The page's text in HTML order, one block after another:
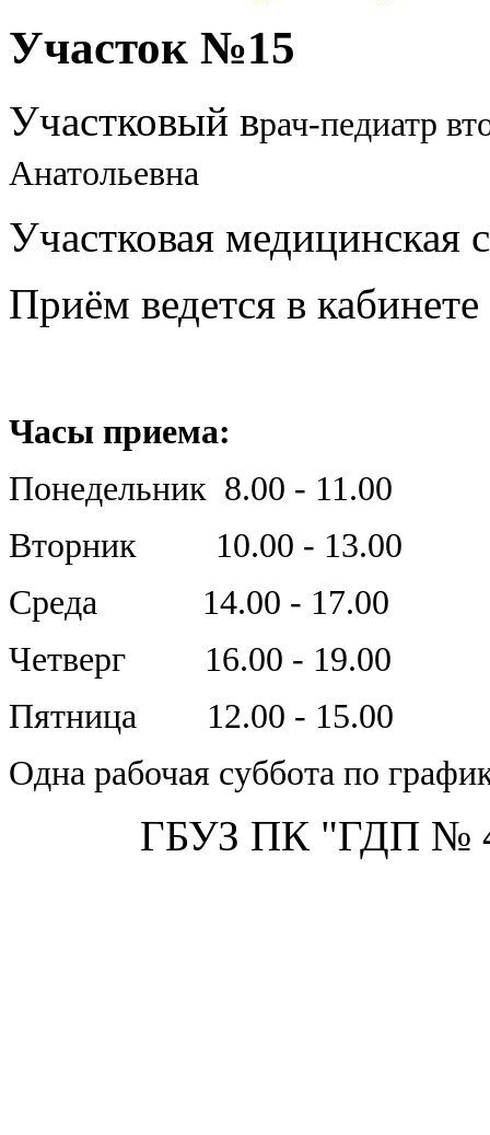
Рыболовные катушки http://nachodki.ru/shop/okhota-turizm-
Участок №15
Участковый врач-педиатр
Анатольевна
Участковая медицинская
Приём ведется в
Часы приема:
Понедельник 8.00 - 11.00
Вторник 10.00 - 13.00
Среда 14.00 - 17.00
Четверг 16.00 - 19.00
Пятница 12.00 - 15.00
Одна рабочая суббота по
ГБУЗ ПК "ГДП №